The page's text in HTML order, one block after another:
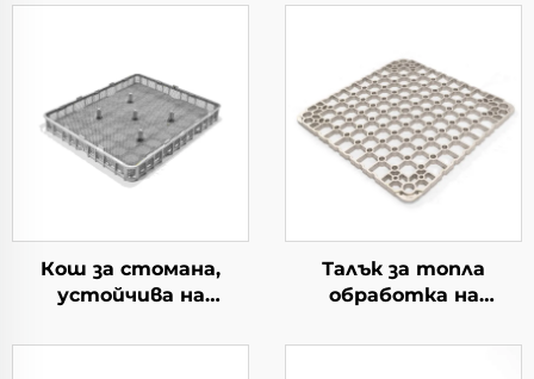
Кош за стомана,
устойчива на
Талък за топла
обработка на